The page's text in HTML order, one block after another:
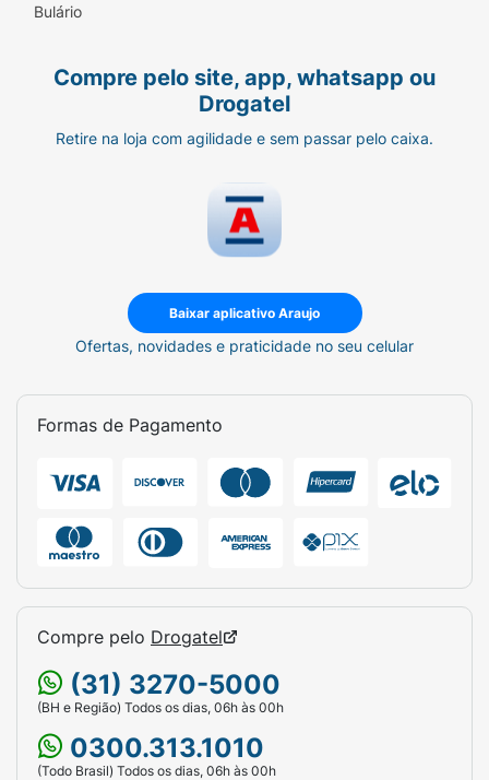
Bulário
Compre pelo site, app, whatsapp ou
Drogatel
Retire na loja com agilidade e sem passar pelo caixa.
Baixar aplicativo Araujo
Ofertas, novidades e praticidade no seu celular
Formas de Pagamento
Compre pelo Drogatel
(31) 3270-5000
(BH e Região) Todos os dias, 06h às 00h
0300.313.1010
(Todo Brasil) Todos os dias, 06h às 00h